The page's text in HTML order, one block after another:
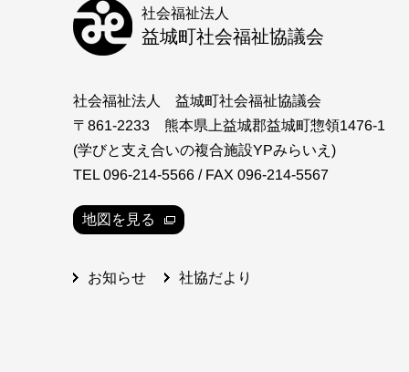
社会福祉法人
益城町社会福祉協議会
社会福祉法人 益城町社会福祉協議会
〒861-2233 熊本県上益城郡益城町惣領1476-1
(学びと支え合いの複合施設YPみらいえ)
TEL 096-214-5566 / FAX 096-214-5567
地図を見る
お知らせ 社協だより